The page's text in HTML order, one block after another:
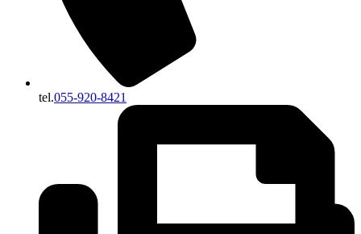
tel.055-920-8421